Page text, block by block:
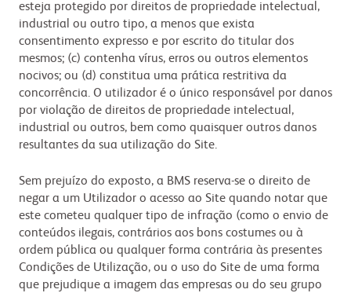
esteja protegido por direitos de propriedade intelectual,
industrial ou outro tipo, a menos que exista
consentimento expresso e por escrito do titular dos
mesmos; (c) contenha vírus, erros ou outros elementos
nocivos; ou (d) constitua uma prática restritiva da
concorrência. O utilizador é o único responsável por danos
por violação de direitos de propriedade intelectual,
industrial ou outros, bem como quaisquer outros danos
resultantes da sua utilização do Site.
Sem prejuízo do exposto, a BMS reserva-se o direito de
negar a um Utilizador o acesso ao Site quando notar que
este cometeu qualquer tipo de infração (como o envio de
conteúdos ilegais, contrários aos bons costumes ou à
ordem pública ou qualquer forma contrária às presentes
Condições de Utilização, ou o uso do Site de uma forma
que prejudique a imagem das empresas ou do seu grupo